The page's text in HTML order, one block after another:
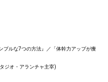
プルな7つの方法』／「体幹力アップが痩
ジオ・アランチャ主宰)